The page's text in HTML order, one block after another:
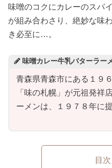
味噌のコクにカレーのスパ
が組み合わさり、絶妙な味
き必至に…。
味噌カレー牛乳バターラー
青森県青森市にある１９
「味の札幌」が元祖発祥
ーメンは、１９７８年に
目次